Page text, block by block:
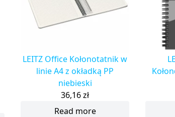
LEITZ Office Kołonotatnik w
linie A4 z okładką PP
niebieski
36,16zł
Read more